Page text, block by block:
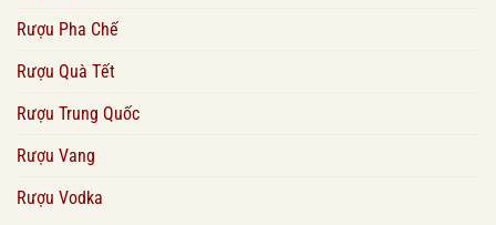
Rượu Pha Chế
Rượu Quà Tết
Rượu Trung Quốc
Rượu Vang
Rượu Vodka